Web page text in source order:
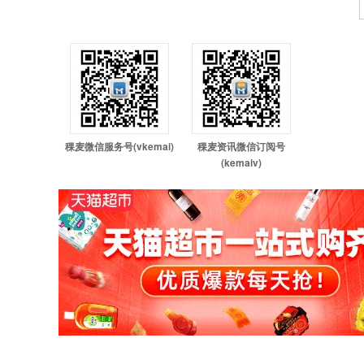
稞麦微信服务号(vkemai)
稞麦资讯微信订阅号
(kemaiv)